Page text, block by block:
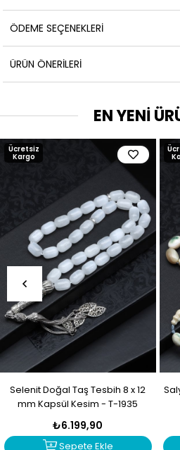
ÖDEME SEÇENEKLERI
ÜRÜN ÖNERILERI
EN YENİ
Selenit Doğal Taş Tesbih 8 x 12
mm Kapsül Kesim - T-1935
₺6.199,90
Sepete Ekle
Ücretsiz
Kargo